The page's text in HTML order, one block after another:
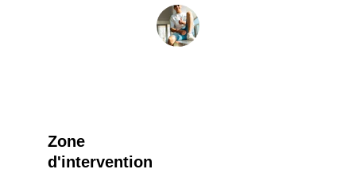
Zone
d'intervention